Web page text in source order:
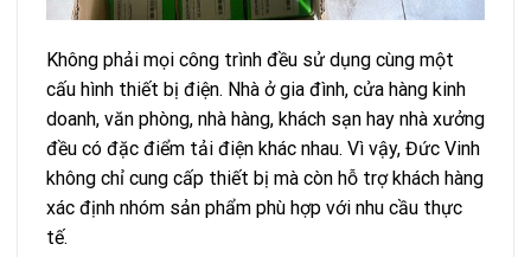
Không phải mọi công trình đều sử dụng cùng một
cấu hình thiết bị điện. Nhà ở gia đình, cửa hàng kinh
doanh, văn phòng, nhà hàng, khách sạn hay nhà xưởng
đều có đặc điểm tải điện khác nhau. Vì vậy, Đức Vinh
không chỉ cung cấp thiết bị mà còn hỗ trợ khách hàng
xác định nhóm sản phẩm phù hợp với nhu cầu thực
tế.